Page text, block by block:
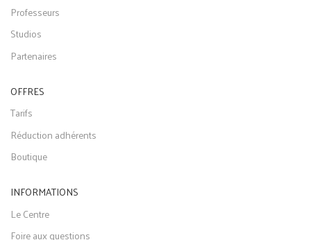
Professeurs
Studios
Partenaires
OFFRES
Tarifs
Réduction adhérents
Boutique
INFORMATIONS
Le Centre
Foire aux questions